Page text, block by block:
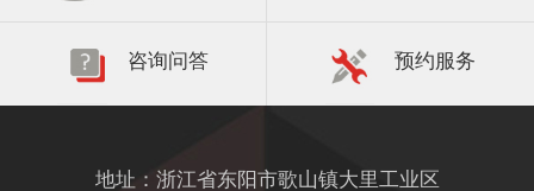
咨询问答 预约服务
地址：浙江省东阳市歌山镇大里工业区